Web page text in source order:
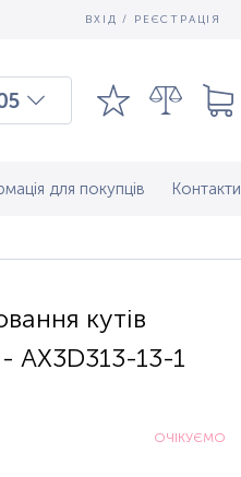
ВХІД / РЕЄСТРАЦІЯ
для покупців Контакти
кутів
AX3D313-13-1
ОЧІКУЄМО